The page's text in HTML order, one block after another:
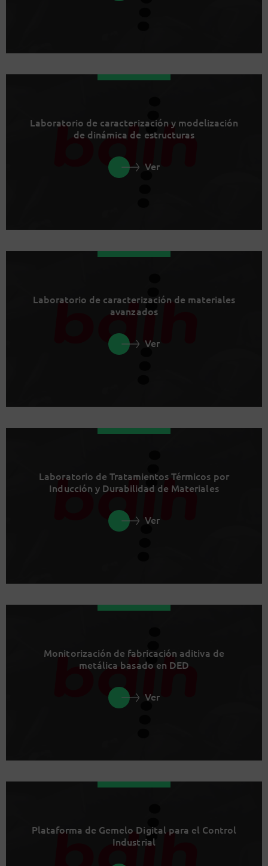
Laboratorio de caracterización y modelización
de dinámica de estructuras
Ver
Laboratorio de caracterización de materiales
avanzados
Ver
Laboratorio de Tratamientos Térmicos por
Inducción y Durabilidad de Materiales
Ver
Monitorización de fabricación aditiva de
metálica basado en DED
Ver
Plataforma de Gemelo Digital para el Control
Industrial